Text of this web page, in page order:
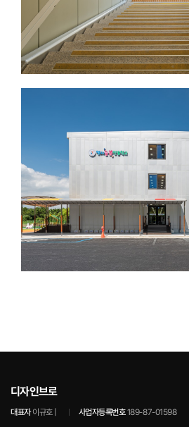
디자인브로
대표자이규호 | 사업자등록번호189-87-01598